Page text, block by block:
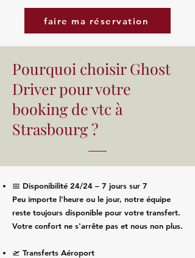
faire ma réservation
Pourquoi choisir Ghost
Driver pour votre
booking de vtc à
Strasbourg ?
📅 Disponibilité 24/24 – 7 jours sur 7
Peu importe l’heure ou le jour, notre équipe
reste toujours disponible pour votre transfert.
Votre confort ne s'arrête pas et nous non plus.
🛫 Transferts Aéroport